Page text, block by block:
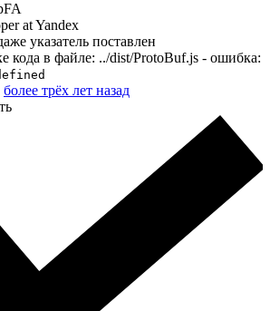
at Yandex
указатель поставлен
кода в файле: ../dist/ProtoBuf.js - ошибка:
более трёх лет назад